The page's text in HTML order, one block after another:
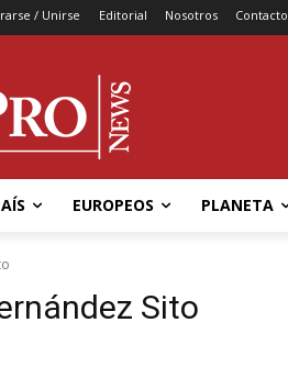
/ Unirse Editorial Nosotros Contacto
EUROPEOS PLANETA
Sito